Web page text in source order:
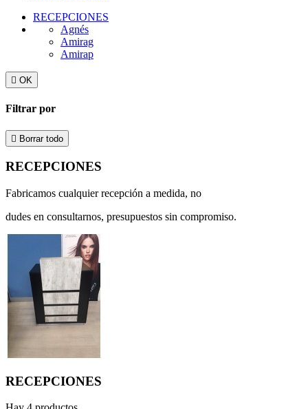
RECEPCIONES
Agnés
Amirag
Amirap
 OK
Filtrar por
 Borrar todo
RECEPCIONES
Fabricamos cualquier recepción a medida, no
dudes en consultarnos, presupuestos sin compromiso.
RECEPCIONES